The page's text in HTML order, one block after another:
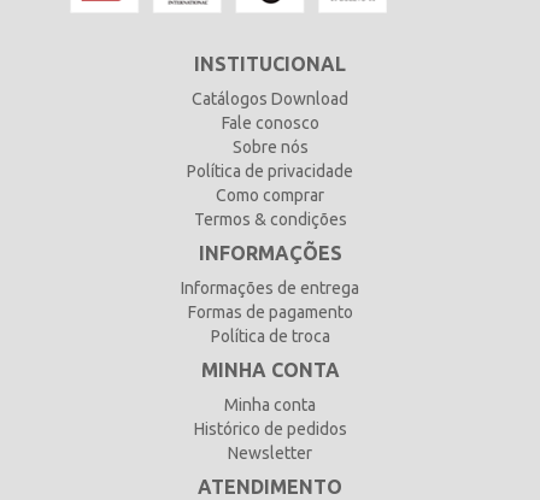
INSTITUCIONAL
Catálogos Download
Fale conosco
Sobre nós
Política de privacidade
Como comprar
Termos & condições
INFORMAÇÕES
Informações de entrega
Formas de pagamento
Política de troca
MINHA CONTA
Minha conta
Histórico de pedidos
Newsletter
ATENDIMENTO